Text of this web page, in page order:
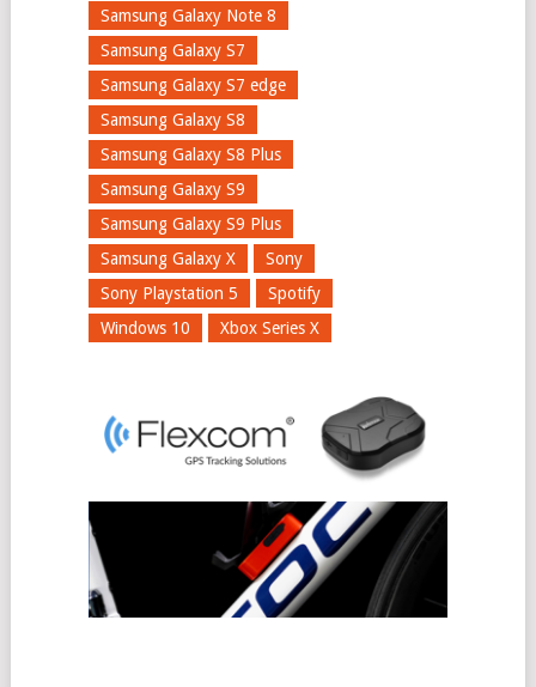
Samsung Galaxy Note 8
Samsung Galaxy S7
Samsung Galaxy S7 edge
Samsung Galaxy S8
Samsung Galaxy S8 Plus
Samsung Galaxy S9
Samsung Galaxy S9 Plus
Samsung Galaxy X
Sony
Sony Playstation 5
Spotify
Windows 10
Xbox Series X